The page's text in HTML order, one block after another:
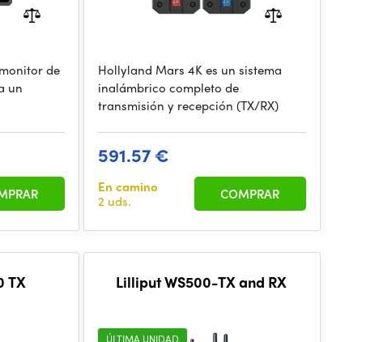
de
un
Hollyland Mars 4K es un sistema
inalámbrico completo de
transmisión y recepción (TX/RX)
591.57 €
En camino
2 uds.
COMPRAR
TX Lilliput WS500-TX and RX
ÚLTIMA UNIDAD